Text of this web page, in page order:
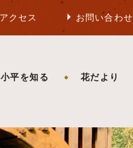
クセス お問い合わせ
平を知る 花だより